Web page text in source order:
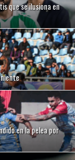
que se ilusiona en
en la pelea por